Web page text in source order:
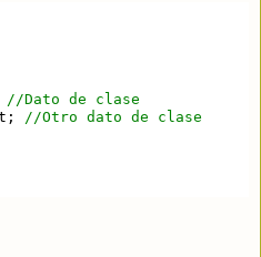
//Dato de clase
//Otro dato de clase